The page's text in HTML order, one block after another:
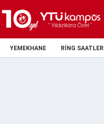
YEMEKHANE RING SAATLERI